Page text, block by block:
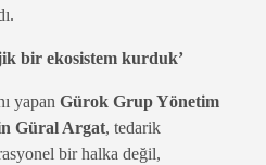
bir ekosistem kurduk’
yapanGürok Grup Yönetim
Güral Argat, tedarik
bir halka değil,